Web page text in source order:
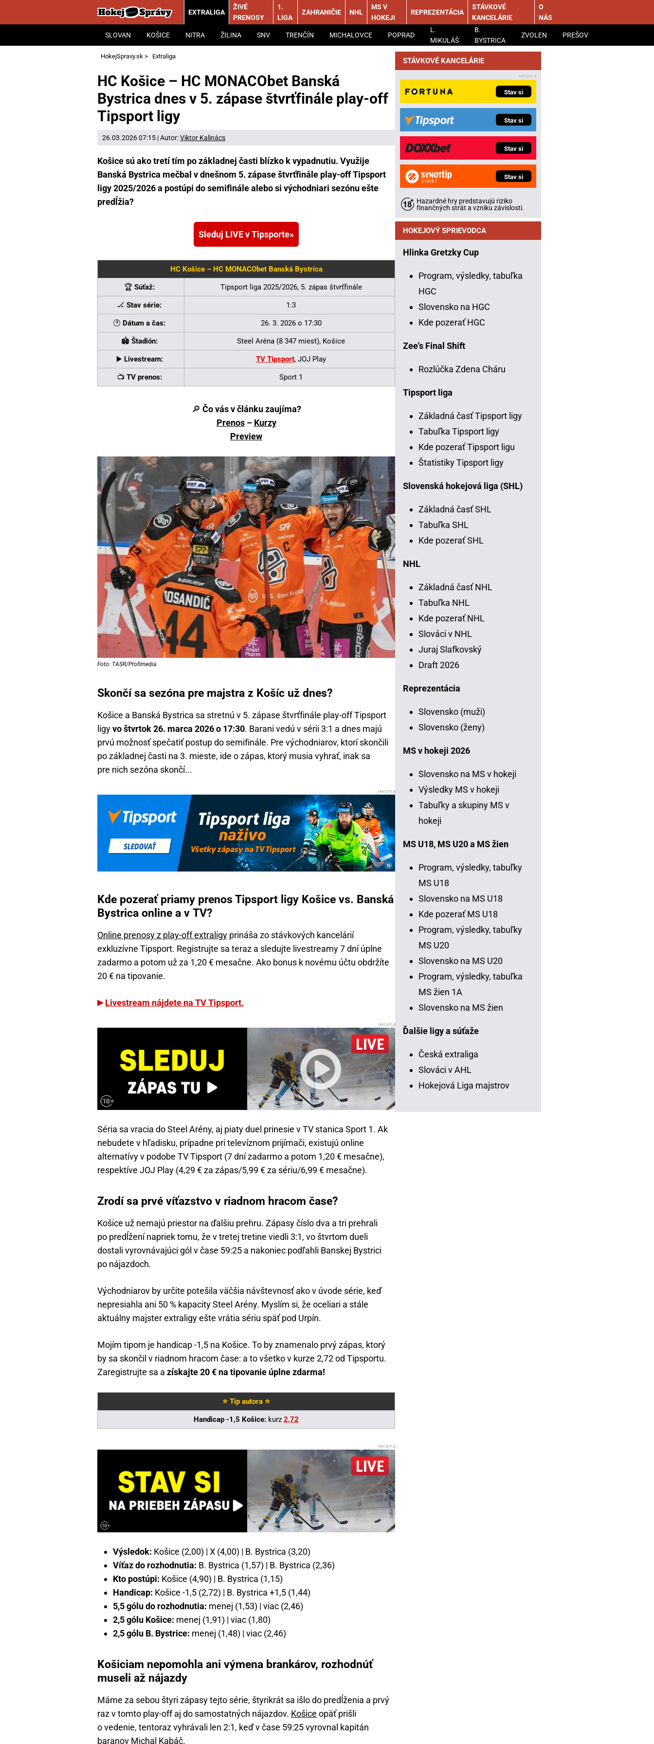
EXTRALIGA
SLOVAN KOŠICE NITRA ŽILINA SNV TRENČÍN MICHALOVCE POPRAD
L.
MIKULÁŠ
B.
BYSTRICA
ZVOLEN PREŠOV
ŽIVÉ
PRENOSY
1.
LIGA
ZAHRANIČIE NHL
MS V
HOKEJI
REPREZENTÁCIA
STÁVKOVÉ
KANCELÁRIE
O
NÁS
HokejSpravy.sk > Extraliga
HC Košice – HC MONACObet Banská
Bystrica dnes v 5. zápase štvrťfinále play-off
Tipsport ligy
26.03.2026 07:15 | Autor:Viktor Kalinács
Košice sú ako tretí tím po základnej časti blízko k vypadnutiu. Využije
Banská Bystrica mečbal v dnešnom 5. zápase štvrťfinále play-off Tipsport
ligy 2025/2026 a postúpi do semifinále alebo si východniari sezónu ešte
predĺžia?
Sleduj LIVE v Tipsporte
HC Košice – HC MONACObet Banská Bystrica
🏆 Súťaž: Tipsport liga 2025/2026, 5. zápas štvrťfinále
🏒 Stav série: 1:3
🕐 Dátum a čas: 26. 3. 2026 o 17:30
🏟 Štadión: Steel Aréna (8 347 miest), Košice
▶️ Livestream: TV Tipsport, JOJ Play
📺 TV prenos: Sport 1
🔎 Čo vás v článku zaujíma?
Prenos– Kurzy
Preview
Foto: TASR/Profimedia
Skončí sa sezóna pre majstra z Košíc už dnes?
Košice a Banská Bystrica sa stretnú v 5. zápase štvrťfinále play-off Tipsport
ligyvo štvrtok 26. marca 2026 o 17:30. Barani vedú v sérii 3:1 a dnes majú
prvú možnosť spečatiť postup do semifinále. Pre východniarov, ktorí skončili
po základnej časti na 3. mieste, ide o zápas, ktorý musia vyhrať, inak sa
pre nich sezóna skončí...
Kde pozerať priamy prenos Tipsport ligy Košice vs. Banská
Bystrica online a v TV?
Online prenosy z play-off extraligy prináša zo stávkových kancelárií
exkluzívne Tipsport. Registrujte sa teraz a sledujte livestreamy 7 dní úplne
zadarmo a potom už za 1,20 € mesačne. Ako bonus k novému účtu obdržíte
20 € na tipovanie.
Livestream nájdete na TV Tipsport.
Séria sa vracia do Steel Arény, aj piaty duel prinesie v TV stanica Sport 1. Ak
nebudete v hľadisku, prípadne pri televíznom prijímači, existujú online
alternatívy v podobe TV Tipsport (7 dní zadarmo a potom 1,20 € mesačne),
respektíve JOJ Play (4,29 € za zápas/5,99 € za sériu/6,99 € mesačne).
Zrodí sa prvé víťazstvo v riadnom hracom čase?
Košice už nemajú priestor na ďalšiu prehru. Zápasy číslo dva a tri prehrali
po predĺžení napriek tomu, že v tretej tretine viedli 3:1, vo štvrtom dueli
dostali vyrovnávajúci gól v čase 59:25 a nakoniec podľahli Banskej Bystrici
po nájazdoch.
Východniarov by určite potešila väčšia návštevnosť ako v úvode série, keď
nepresiahla ani 50 % kapacity Steel Arény. Myslím si, že oceliari a stále
aktuálny majster extraligy ešte vrátia sériu späť pod Urpín.
Mojím tipom je handicap -1,5 na Košice. To by znamenalo prvý zápas, ktorý
by sa skončil v riadnom hracom čase: a to všetko v kurze 2,72 od Tipsportu.
Zaregistrujte sa a získajte 20 € na tipovanie úplne zdarma!
⭐ Tip autora ⭐
Handicap -1,5 Košice: kurz 2,72
Výsledok: Košice (2,00) | X (4,00) | B. Bystrica (3,20)
Víťaz do rozhodnutia: B. Bystrica (1,57) | B. Bystrica (2,36)
Kto postúpi: Košice (4,90) | B. Bystrica (1,15)
Handicap: Košice -1,5 (2,72) | B. Bystrica +1,5 (1,44)
5,5 gólu do rozhodnutia: menej (1,53) | viac (2,46)
2,5 gólu Košice: menej (1,91) | viac (1,80)
2,5 gólu B. Bystrice: menej (1,48) | viac (2,46)
Košiciam nepomohla ani výmena brankárov, rozhodnúť
museli až nájazdy
Máme za sebou štyri zápasy tejto série, štyrikrát sa išlo do predĺženia a prvý
raz v tomto play-off aj do samostatných nájazdov. Košice opäť prišli
o vedenie, tentoraz vyhrávali len 2:1, keď v čase 59:25 vyrovnal kapitán
baranov Michal Kabáč.
STÁVKOVÉ KANCELÁRIE
Stav si
Stav si
Stav si
Stav si
Hazardné hry predstavujú riziko
finančných strát a vzniku závislosti.
HOKEJOVÝ SPRIEVODCA
Hlinka Gretzky Cup
Program, výsledky, tabuľka
HGC
Slovensko na HGC
Kde pozerať HGC
Zee's Final Shift
Rozlúčka Zdena Cháru
Tipsport liga
Základná časť Tipsport ligy
Tabuľka Tipsport ligy
Kde pozerať Tipsport ligu
Štatistiky Tipsport ligy
Slovenská hokejová liga (SHL)
Základná časť SHL
Tabuľka SHL
Kde pozerať SHL
NHL
Základná časť NHL
Tabuľka NHL
Kde pozerať NHL
Slováci v NHL
Juraj Slafkovský
Draft 2026
Reprezentácia
Slovensko (muži)
Slovensko (ženy)
MS v hokeji 2026
Slovensko na MS v hokeji
Výsledky MS v hokeji
Tabuľky a skupiny MS v
hokeji
MS U18, MS U20 a MS žien
Program, výsledky, tabuľky
MS U18
Slovensko na MS U18
Kde pozerať MS U18
Program, výsledky, tabuľky
MS U20
Slovensko na MS U20
Program, výsledky, tabuľka
MS žien 1A
Slovensko na MS žien
Ďalšie ligy a súťaže
Česká extraliga
Slováci v AHL
Hokejová Liga majstrov